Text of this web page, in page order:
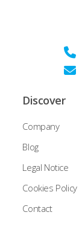
Discover
Company
Blog
Legal Notice
Cookies Policy
Contact